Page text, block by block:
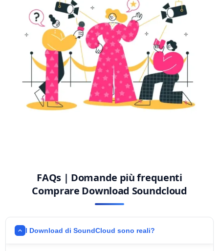
FAQs | Domande più frequenti
Comprare Download Soundcloud
I Download di SoundCloud sono reali?